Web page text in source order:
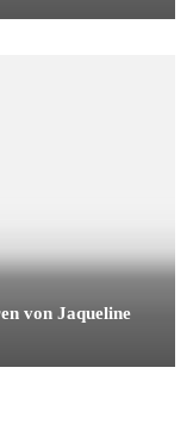
von Jaqueline